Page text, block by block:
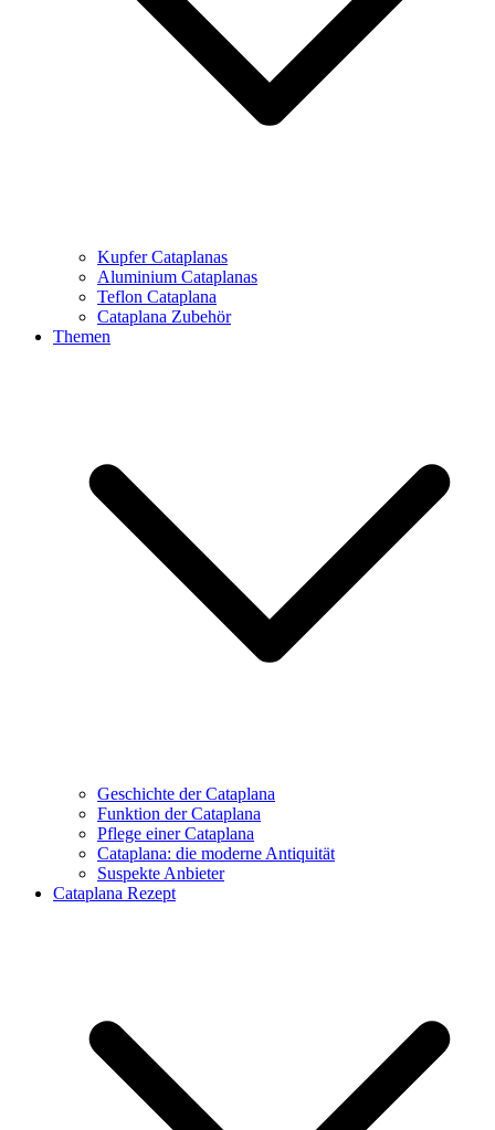
Kupfer Cataplanas
Aluminium Cataplanas
Teflon Cataplana
Cataplana Zubehör
Themen
Geschichte der Cataplana
Funktion der Cataplana
Pflege einer Cataplana
Cataplana: die moderne Antiquität
Suspekte Anbieter
Cataplana Rezept